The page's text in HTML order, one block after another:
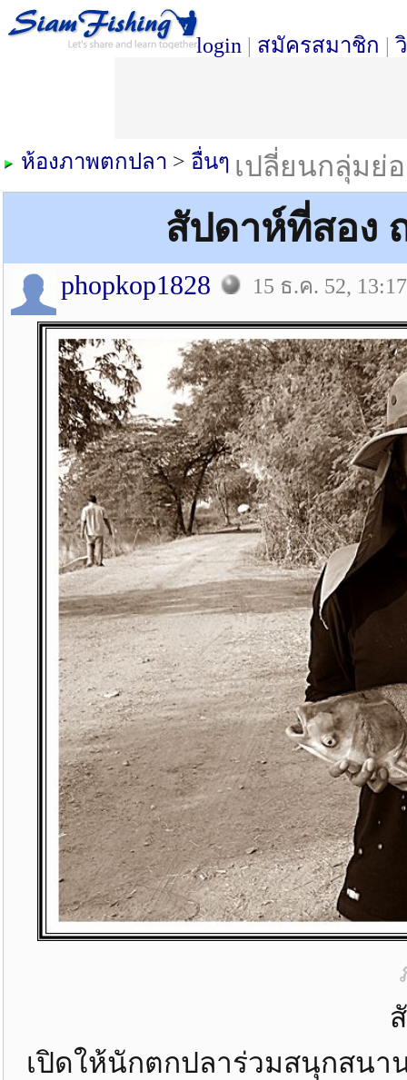
login | สมัครสมาชิก |
เปลี่ยนกลุ่มย่
ห้องภาพตกปลา > อื่นๆ
สัปดาห์ที่สอง
phopkop1828 15 ธ.ค. 52, 13:17
สัปดาห์ที่สองขอ
เปิดให้นักตกปลาร่วมสนุกสนา